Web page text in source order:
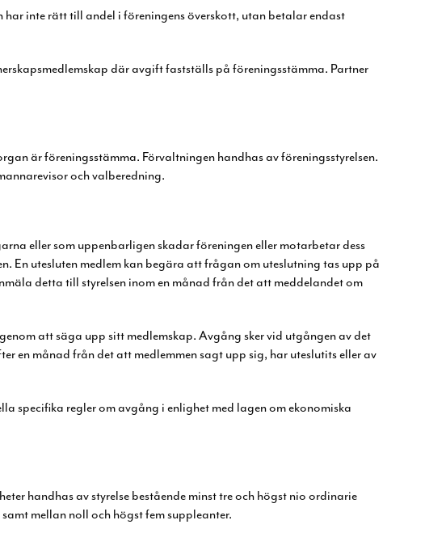
inte rätt till andel i föreningens överskott, utan betalar endast
där avgift fastställs påföreningsstämma. Partner
är föreningsstämma. Förvaltningen handhas avföreningsstyrelsen.
och valberedning.
eller som uppenbarligen skadarföreningen eller motarbetar dess
En utesluten medlem kan begära att frågan om uteslutning tas upp på
detta till styrelsen inom en månad fråndet att meddelandet om
att säga upp sitt medlemskap. Avgångsker vid utgången av det
en månad fråndet att medlemmen sagt upp sig, har uteslutits eller av
specifika regler om avgång i enlighet med lagen om ekonomiska
handhas av styrelse bestående minst tre och högst nioordinarie
mellan noll och högst fem suppleanter.